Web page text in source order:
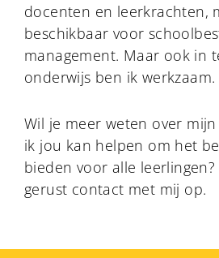
docenten en leerkrachten,
beschikbaar voor
management. Maar ook in
onderwijs ben ik werkzaam.
Wil je meer weten over
ik jou kan helpen om het
bieden voor alle
gerust contact met mij op.